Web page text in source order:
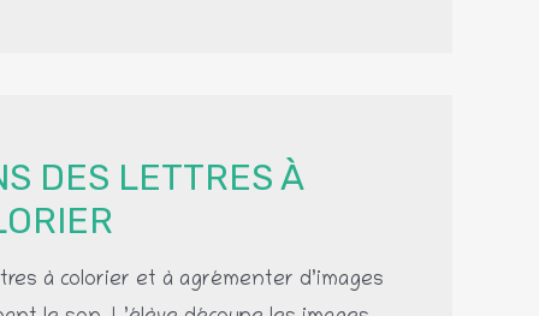
DES LETTRES À
à colorier et à agrémenter d’images